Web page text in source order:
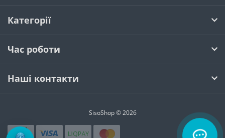
Категорії
Час роботи
Наші контакти
SisoShop © 2026